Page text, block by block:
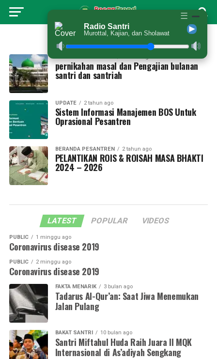
All posts tagged "news"
pernikahan masal dan Pengajian bulanan
santri dan santriah
UPDATE 2 tahun ago
Sistem Informasi Manajemen BOS Untuk
Oprasional Pesantren
BERANDA PESANTREN 2 tahun ago
PELANTIKAN ROIS & ROISAH MASA BHAKTI
2024 – 2026
LATEST POPULAR VIDEOS
PUBLIC 1 minggu ago
Coronavirus disease 2019
PUBLIC 2 minggu ago
Coronavirus disease 2019
FAKTA MENARIK 3 bulan ago
Tadarus Al-Qur’an: Saat Jiwa Menemukan
Jalan Pulang
BAKAT SANTRI 10 bulan ago
Santri Miftahul Huda Raih Juara II MQK
Internasional di As’adiyah Sengkang
☰
Radio Santri
Murottal, Kajian, dan Sholawat